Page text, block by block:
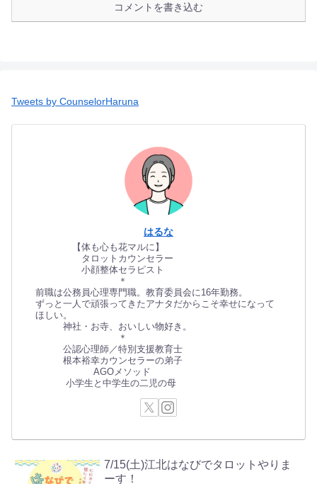
コメントを書き込む
Tweets by CounselorHaruna
はるな
【体も心も花マルに】
タロットカウンセラー
小顔整体セラピスト
＊
前職は公務員心理専門職。教育委員会に16年勤務。
ずっと一人で頑張ってきたアナタだからこそ幸せになって
ほしい。
神社・お寺、おいしい物好き。
＊
公認心理師／特別支援教育士
根本裕幸カウンセラーの弟子
AGOメソッド
小学生と中学生の二児の母
7/15(土)江北はなびでタロットやりま
ーす！